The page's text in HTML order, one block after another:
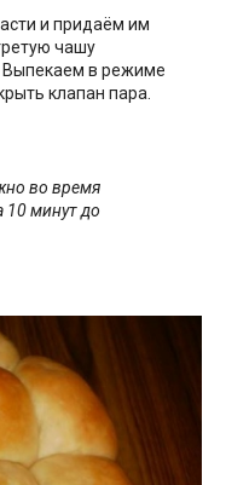
и придаём им
чашу
Выпекаем в режиме
клапан пара.
во время
10 минут до